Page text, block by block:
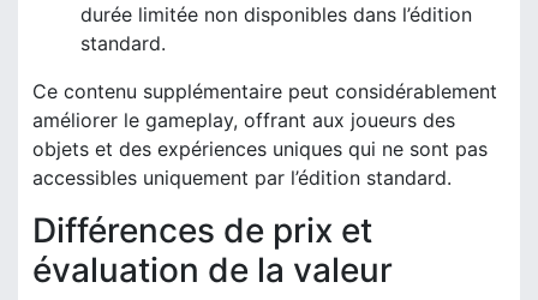
durée limitée non disponibles dans l’édition
standard.
Ce contenu supplémentaire peut considérablement
améliorer le gameplay, offrant aux joueurs des
objets et des expériences uniques qui ne sont pas
accessibles uniquement par l’édition standard.
Différences de prix et
évaluation de la valeur